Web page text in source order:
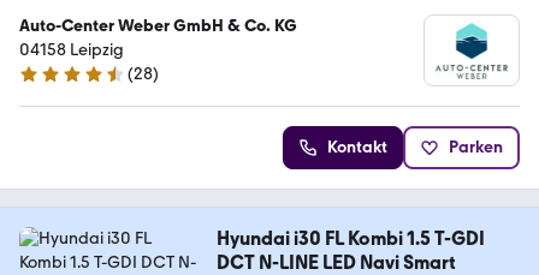
Auto-Center Weber GmbH & Co. KG
04158 Leipzig
4.6 Sterne
(28)
Kontakt Parken
Hyundai i30 FL Kombi 1.5 T-GDI
DCT N-LINE LED Navi Smart